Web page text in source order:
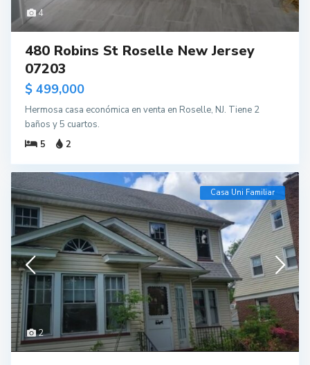
4
480 Robins St Roselle New Jersey
07203
$ 499,000
Hermosa casa económica en venta en Roselle, NJ. Tiene 2
baños y 5 cuartos.
5
2
2
Casa Uni Familiar